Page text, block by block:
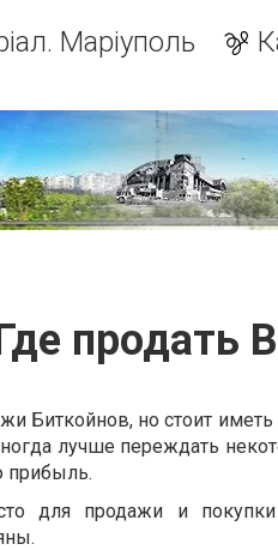
Маріуполь
продать
Биткойнов, но стоит
лучше переждать
прибыль.
для продажи и